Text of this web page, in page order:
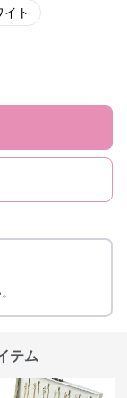
イト
テム